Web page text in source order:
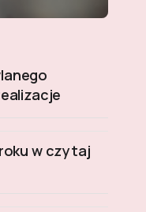
w czytaj